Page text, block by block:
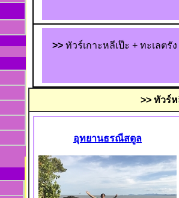
>> ทัวร์เกาะหลีเป๊ะ + ทะเลตรั
>> ทัวร์
อุทยานธรณีสตูล